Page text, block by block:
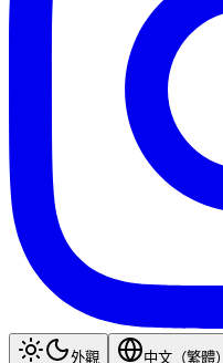
外觀
中文（繁體）